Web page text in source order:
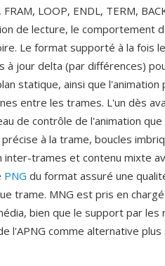
LOOP, ENDL, TERM,
de lecture, le comportement
Le format supporté à la fois le
jour delta (par différences)
statique, ainsi que
entre les trames. L'un dès
de contrôle de l'animation
à la trame, boucles
inter-trames et contenu mixte
PNG du format assuré une
trame. MNG est pris en
bien que le support par les
l'APNG comme alternative